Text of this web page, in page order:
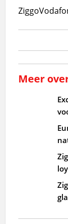
Ziggo
Meer